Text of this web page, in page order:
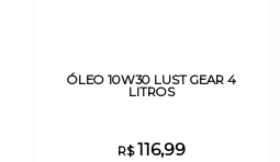
ÓLEO 10W30 LUST GEAR 4
LITROS
R$116,99